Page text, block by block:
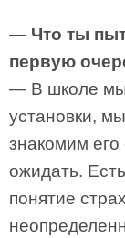
— Что ты
первую
— В школе мы,
установки,
знакомим его
ожидать.
понятие